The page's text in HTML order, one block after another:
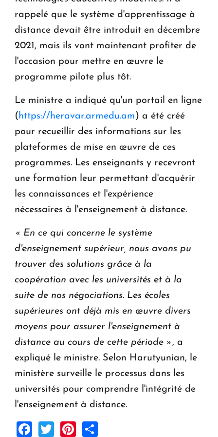
rappelé que le système d'apprentissage à
distance devait être introduit en décembre
2021, mais ils vont maintenant profiter de
l'occasion pour mettre en œuvre le
programme pilote plus tôt.
Le ministre a indiqué qu'un portail en ligne
(https://heravar.armedu.am ) a été créé
pour recueillir des informations sur les
plateformes de mise en œuvre de ces
programmes. Les enseignants y recevront
une formation leur permettant d'acquérir
les connaissances et l'expérience
nécessaires à l'enseignement à distance.
« En ce qui concerne le système
d'enseignement supérieur, nous avons pu
trouver des solutions grâce à la
coopération avec les universités et à la
suite de nos négociations. Les écoles
supérieures ont déjà mis en œuvre divers
moyens pour assurer l'enseignement à
distance au cours de cette période », a
expliqué le ministre. Selon Harutyunian, le
ministère surveille le processus dans les
universités pour comprendre l'intégrité de
l'enseignement à distance.
Facebook
TwitterPinterest